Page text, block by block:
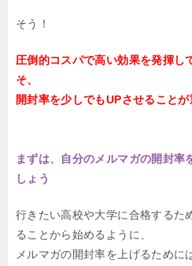
そう！
圧倒的コスパで高い効果を発揮し
そ、
開封率を少しでもUPさせることが
まずは、自分のメルマガの開封率
しょう
行きたい高校や大学に合格するた
ることから始めるように、
メルマガの開封率を上げるために